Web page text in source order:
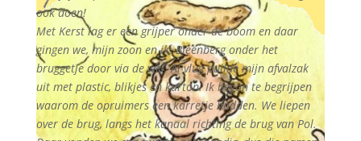
ook doen!
Met Kerst lag er een grijper onder de boom en daar
gingen we, mijn zoon en ik: Bieënberg onder het
bruggetje door via de wei. Al vlug puilde mijn afvalzak
uit met plastic, blikjes en karton. Ik begon te begrijpen
waarom de opruimers een karretje hadden. We liepen
over de brug, langs het kanaal richting de brug van Pol.